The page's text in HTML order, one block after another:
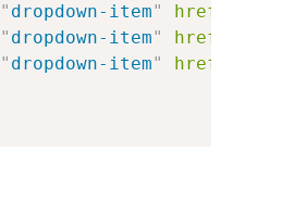
" dropdown-item" href
" dropdown-item" href
" dropdown-item" href